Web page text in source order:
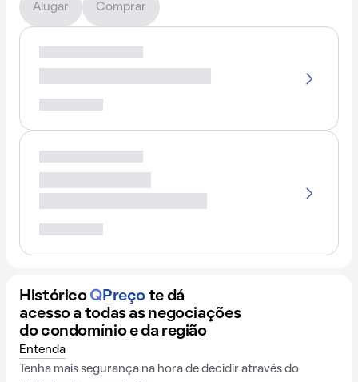
Alugar Comprar
Histórico QPreço te dá
acesso a todas as negociações
do condomínio e da região
Entenda
Tenha mais segurança na hora de decidir através do